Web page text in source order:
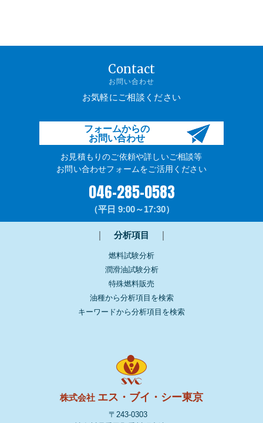
Contact
お問い合わせ
お気軽にご相談ください
フォームからの
お問い合わせ
お見積もりのご依頼や詳しいご相談等
お問い合わせフォームをご活用ください
046-285-0583
（平日 9:00～17:30）
分析項目
燃料試験分析
潤滑油試験分析
特殊燃料販売
油種から分析項目を検索
キーワードから分析項目を検索
株式会社 エス・ブイ・シー東京
〒243-0303